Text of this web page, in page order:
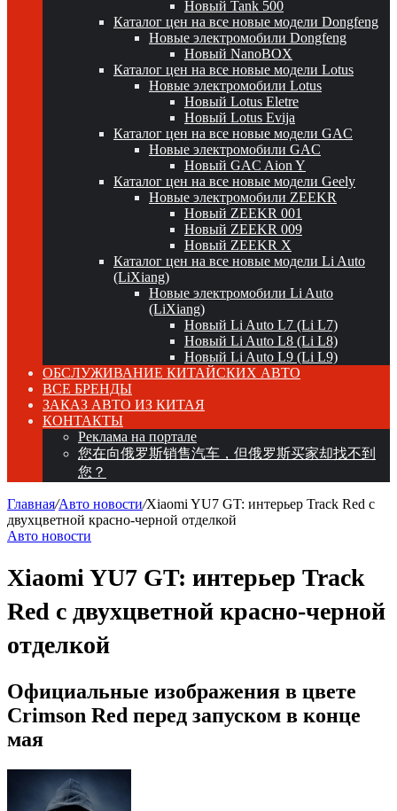
Новый Tank 500
Каталог цен на все новые модели Dongfeng
Новые электромобили Dongfeng
Новый NanoBOX
Каталог цен на все новые модели Lotus
Новые электромобили Lotus
Новый Lotus Eletre
Новый Lotus Evija
Каталог цен на все новые модели GAC
Новые электромобили GAC
Новый GAC Aion Y
Каталог цен на все новые модели Geely
Новые электромобили ZEEKR
Новый ZEEKR 001
Новый ZEEKR 009
Новый ZEEKR X
Каталог цен на все новые модели Li Auto
(LiXiang)
Новые электромобили Li Auto
(LiXiang)
Новый Li Auto L7 (Li L7)
Новый Li Auto L8 (Li L8)
Новый Li Auto L9 (Li L9)
ОБСЛУЖИВАНИЕ КИТАЙСКИХ АВТО
ВСЕ БРЕНДЫ
ЗАКАЗ АВТО ИЗ КИТАЯ
КОНТАКТЫ
Реклама на портале
您在向俄罗斯销售汽车，但俄罗斯买家却找不到
您？
Главная/Авто новости/Xiaomi YU7 GT: интерьер Track Red с
двухцветной красно-черной отделкой
Авто новости
Xiaomi YU7 GT: интерьер Track
Red с двухцветной красно-черной
отделкой
Официальные изображения в цвете
Crimson Red перед запуском в конце
мая